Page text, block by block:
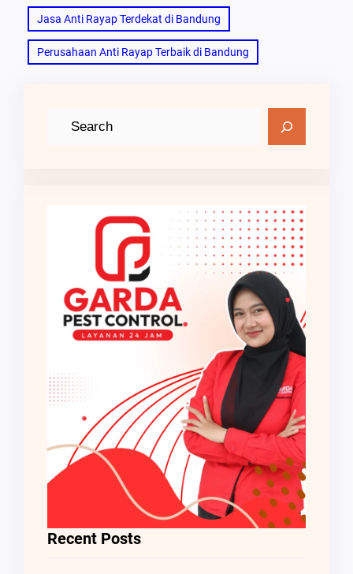
Jasa Anti Rayap Terdekat di Bandung
Perusahaan Anti Rayap Terbaik di Bandung
Recent Posts